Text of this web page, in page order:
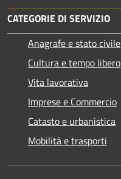
CATEGORIE DI SERVIZIO
Anagrafe e stato civile
Cultura e tempo libero
Vita lavorativa
Imprese e Commercio
Catasto e urbanistica
Mobilità e trasporti